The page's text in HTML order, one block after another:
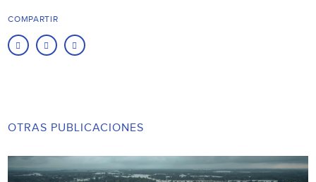
COMPARTIR
OTRAS PUBLICACIONES